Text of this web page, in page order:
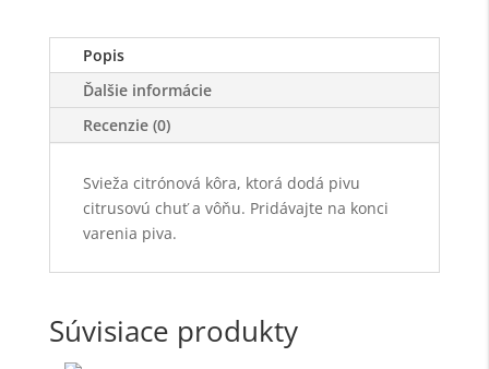
Popis
Ďalšie informácie
Recenzie (0)
Svieža citrónová kôra, ktorá dodá pivu
citrusovú chuť a vôňu. Pridávajte na konci
varenia piva.
Súvisiace produkty